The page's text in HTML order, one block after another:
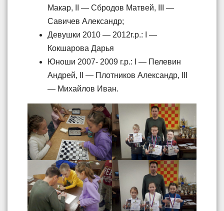
Макар, II — Сбродов Матвей, III —
Савичев Александр;
Девушки 2010 — 2012г.р.: I —
Кокшарова Дарья
Юноши 2007- 2009 г.р.: I — Пелевин
Андрей, II — Плотников Александр, III
— Михайлов Иван.